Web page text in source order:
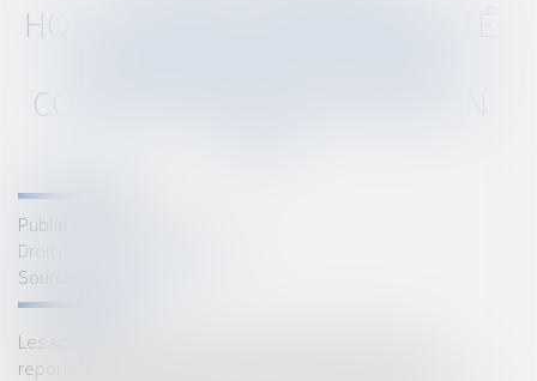
HOSPITALIERS : UNE INDEMNITÉ
COMPENSER LES CONGÉS NON
Publié le :
Droit public
Source :
Les agents auront le choix entre toucher l’indemnité,
reporter leurs congés à 2021 ou alimenter leur compte